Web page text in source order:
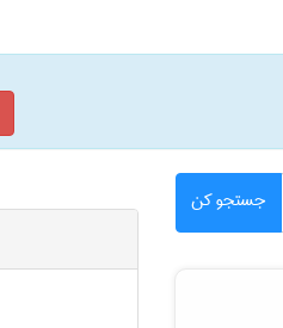
جستجو کن